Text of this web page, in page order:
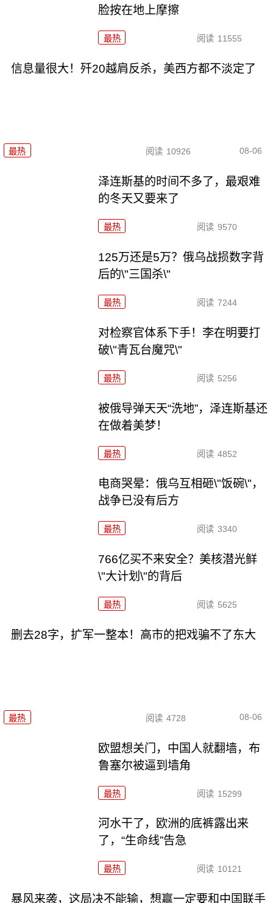
脸按在地上摩擦
最热 阅读 11555
信息量很大！歼20越肩反杀，美西方都不淡定了
最热 阅读 10926 08-06
泽连斯基的时间不多了，最艰难
的冬天又要来了
最热 阅读 9570
125万还是5万？俄乌战损数字背
后的\"三国杀\"
最热 阅读 7244
对检察官体系下手！李在明要打
破\"青瓦台魔咒\"
最热 阅读 5256
被俄导弹天天“洗地”，泽连斯基还
在做着美梦！
最热 阅读 4852
电商哭晕：俄乌互相砸\"饭碗\"，
战争已没有后方
最热 阅读 3340
766亿买不来安全？美核潜光鲜
\"大计划\"的背后
最热 阅读 5625
删去28字，扩军一整本！高市的把戏骗不了东大
最热 阅读 4728 08-06
欧盟想关门，中国人就翻墙，布
鲁塞尔被逼到墙角
最热 阅读 15299
河水干了，欧洲的底裤露出来
了，“生命线”告急
最热 阅读 10121
暴风来袭，这局决不能输，想赢一定要和中国联手